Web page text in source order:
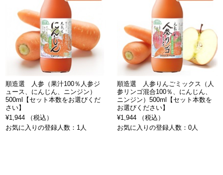
順造選 人参（果汁100％人参ジ
ュース、にんじん、ニンジン）
500ml【セット本数をお選びくだ
さい】
¥1,944 （税込）
お気に入りの登録人数：1人
順造選 人参りんごミックス（人
参リンゴ混合100％、にんじん、
ニンジン）500ml【セット本数を
お選びください】
¥1,944 （税込）
お気に入りの登録人数：0人